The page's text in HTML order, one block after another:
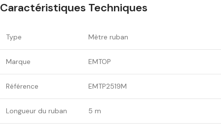
Caractéristiques Techniques
Type Mètre ruban
Marque EMTOP
Référence EMTP2519M
Longueur du ruban 5 m